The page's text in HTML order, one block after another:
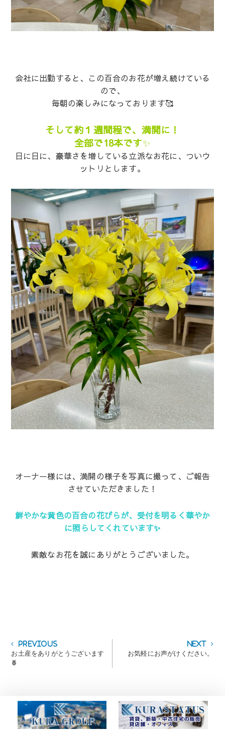
会社に出勤すると、この百合のお花が増え続けている
ので、
毎朝の楽しみになっております🥰
そして約１週間程で、満開に！
全部で18本です✨
日に日に、豪華さを増している立派なお花に、ついウ
ットリとします。
オーナー様には、満開の様子を写真に撮って、ご報告
させていただきました！
鮮やかな黄色の百合の花びらが、受付を明るく華やか
に照らしてくれています✨
素敵なお花を誠にありがとうございました。
投
稿
ー
シ
PreviousPrevious
post:
お土産をありがとうございます
🍍
Next
post:
お気軽にお声がけください。